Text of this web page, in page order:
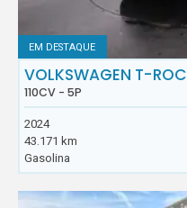
EM DESTAQUE
VOLKSWAGEN T-ROC
110CV - 5P
2024
43.171 km
Gasolina